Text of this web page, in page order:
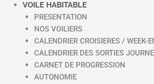
VOILE HABITABLE
PRESENTATION
NOS VOILIERS
CALENDRIER CROISIERES / WEEK-
CALENDRIER DES SORTIES
CARNET DE PROGRESSION
AUTONOMIE